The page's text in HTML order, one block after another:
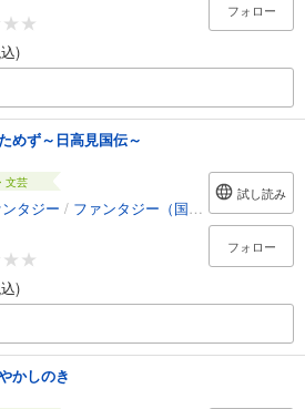
)
フォロー
めず～日高見国伝～
文芸
タジー / ファンタジー（国内）
)
試し読み
フォロー
かしのき